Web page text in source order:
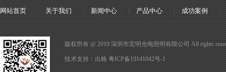
网站首页 关于我们 新闻中心 产品中心 成功案例
版权所有 @ 2019 深圳市宏明光电照明有限公司 All rights
技术支持：出格 粤ICP备19141042号-1